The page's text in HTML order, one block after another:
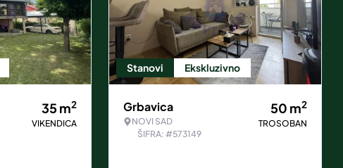
35m2
VIKENDICA
Stanovi Ekskluzivno
Grbavica
NOVI SAD
ŠIFRA: #573149
50 m2
TROSOBAN